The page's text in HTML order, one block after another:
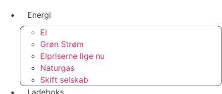
Energi
El
Grøn Strøm
Elpriserne lige nu
Naturgas
Skift selskab